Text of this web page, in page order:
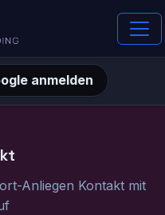
anmelden
Anliegen Kontakt mit